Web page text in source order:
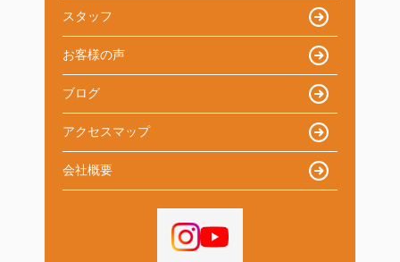
スタッフ
お客様の声
ブログ
アクセスマップ
会社概要